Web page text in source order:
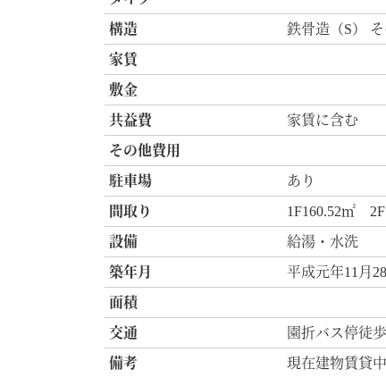
構造
鉄骨造（S）
家賃
敷金
共益費
家賃に含む
その他費用
駐車場
あり
間取り
1F160.52㎡
設備
給湯・水洗
築年月
平成元年11月
面積
交通
園折バス停徒
備考
現在建物賃貸